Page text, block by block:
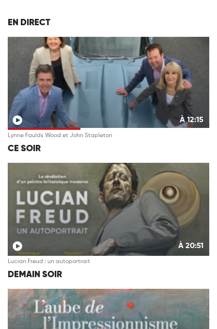
EN DIRECT
À 12:15
Lynne Faulds Wood et John Stapleton
CE SOIR
À 20:51
Lucian Freud : un autoportrait
DEMAIN SOIR